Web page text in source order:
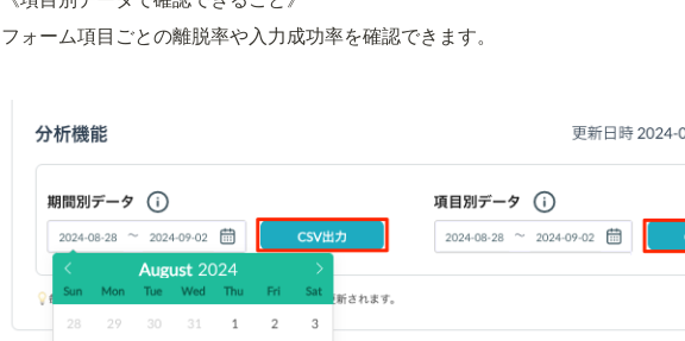
フォーム項目ごとの離脱率や入力成功率を確認できます。